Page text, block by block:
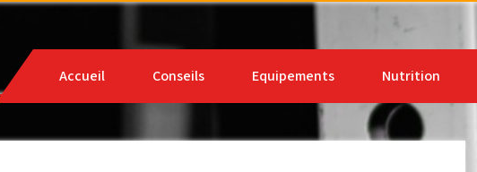
: Blog sur le sport, la santé et
Accueil Conseils Equipements Nutrition